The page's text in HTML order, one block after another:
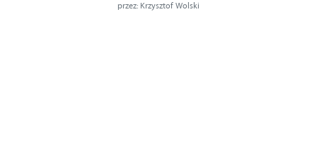
przez: Krzysztof Wolski